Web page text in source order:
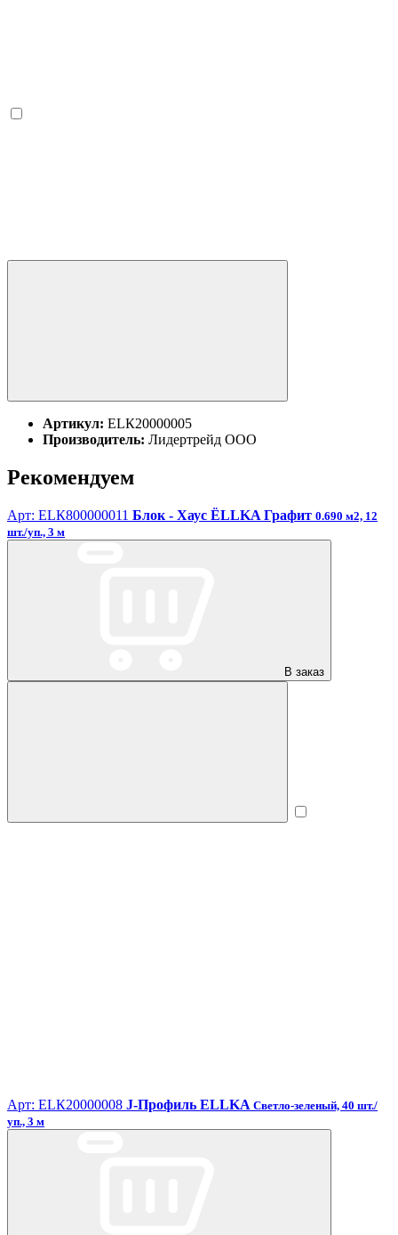
Артикул: ЕLК20000005
Производитель: Лидертрейд ООО
Рекомендуем
Арт: ЕLК800000011 Блок - Хаус ЁLLKA Графит 0.690 м2, 12
шт./уп., 3 м
В заказ
Арт: ЕLК20000008 J-Профиль ELLKA Светло-зеленый, 40 шт./
уп., 3 м